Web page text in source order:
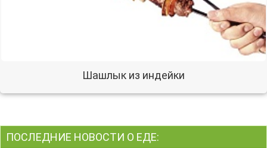
Шашлык из индейки
ПОСЛЕДНИЕ НОВОСТИ О ЕДЕ: